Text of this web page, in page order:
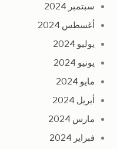
سبتمبر 2024
أغسطس 2024
يوليو 2024
يونيو 2024
مايو 2024
أبريل 2024
مارس 2024
فبراير 2024